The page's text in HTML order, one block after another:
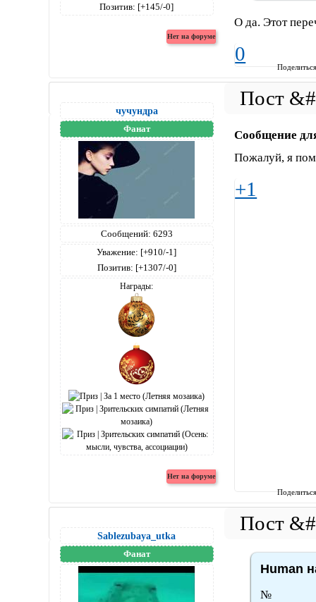
Позитив: [+145/-0]
О да. Этот
0
чучундра
Фанат
Сообщений: 6293
Уважение: [+910/-1]
Позитив: [+1307/-0]
Награды:
Сообщение
Пожалуй, я
+1
Sablezubaya_utka
Фанат
Human
№